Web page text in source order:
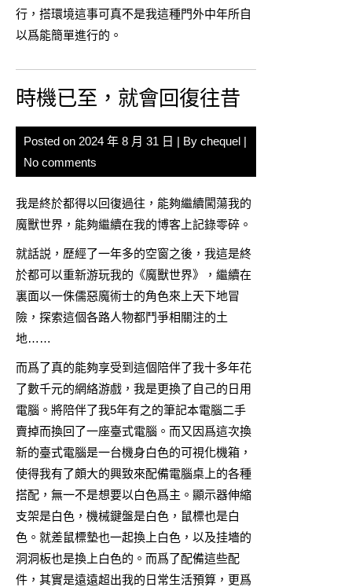
行，搭環境這事可真不是我這種門外中年所自
以爲能簡單進行的。
時機已至，就會回復往昔
Posted on 2024 年 8 月 31 日 | By chequel |
No comments
我是終於都得以回復過往，能夠繼續闖蕩我的
魔獸世界，能夠繼續在我的博客上記錄零碎。
就話説，歷經了一年多的空窗之後，我這是終
於都可以重新游玩我的《魔獸世界》，繼續在
裏面以一侏儒惡魔術士的角色來上天下地冒
險，探索這個各路人物都鬥爭相關注的土
地……
而爲了真的能夠享受到這個陪伴了我十多年花
了數千元的網絡游戲，我是更換了自己的日用
電腦。將陪伴了我5年有之的筆記本電腦二手
賣掉而換回了一座臺式電腦。而又因爲這次換
新的臺式電腦是一台機身白色的可視化機箱，
使得我有了頗大的興致來配備電腦桌上的各種
搭配，無一不是想要以白色爲主。顯示器伸縮
支架是白色，機械鍵盤是白色，鼠標也是白
色。就差鼠標墊也一起換上白色，以及挂墻的
洞洞板也是換上白色的。而爲了配備這些配
件，其實是遠遠超出我的日常生活預算，更爲